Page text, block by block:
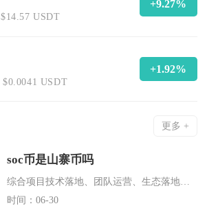
$14.57 USDT
+9.27%
$0.0041 USDT
+1.92%
更多 +
soc币是山寨币吗
时间：06-30